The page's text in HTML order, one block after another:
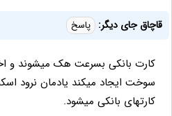
قاچاق جای دیگر: پاسخ
کارت بانکی بسرعت هک میشوند و
سوخت ایجاد میکند یادمان نرود
کارتهای بانکی میشود.